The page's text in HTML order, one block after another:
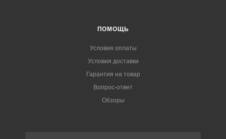
ПОМОЩЬ
Условия оплаты
Условия доставки
Гарантия на товар
Вопрос-ответ
Обзоры